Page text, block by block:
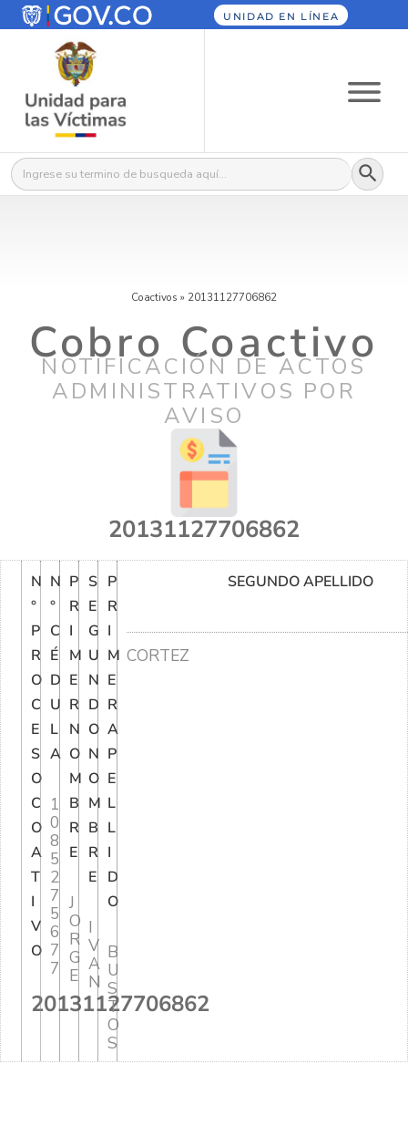
UNIDAD EN LÍNEA
Buscar: Botón
Coactivos » 20131127706862
Cobro Coactivo
NOTIFICACIÓN DE ACTOS
ADMINISTRATIVOS POR
AVISO
20131127706862
N
°
P
R
O
C
E
S
O
C
O
A
T
I
V
O
20131127706862
N
°
C
É
D
U
L
A
1
0
8
5
2
7
5
6
7
7
P
R
I
M
E
R
N
O
M
B
R
E
J
O
R
G
E
S
E
G
U
N
D
O
N
O
M
B
R
E
I
V
A
N
P
R
I
M
E
R
A
P
E
L
L
I
D
O
B
U
S
T
O
S
SEGUNDO APELLIDO
CORTEZ